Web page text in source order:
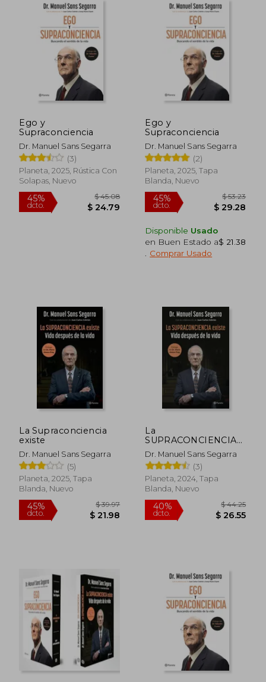
$ 27.60
45%
dcto.
Ego y
Supraconciencia
Dr. Manuel Sans Segarra
(3)
Planeta, 2025, Rústica Con
Solapas, Nuevo
45%
dcto.
Ego y
Supraconciencia
Dr. Manuel Sans Segarra
(2)
Planeta, 2025, Tapa
Blanda, Nuevo
45%
dcto.
Disponible Usado
en Buen Estado a$ 21.38
Comprar Usado
La Supraconciencia
existe
Dr. Manuel Sans Segarra
(5)
Planeta, 2025, Tapa
Blanda, Nuevo
45%
dcto.
$ 39.97
$ 21.98
La
SUPRACONCIENCIA
existe
Dr. Manuel Sans Segarra
(3)
Planeta, 2024, Tapa
Blanda, Nuevo
40%
dcto.